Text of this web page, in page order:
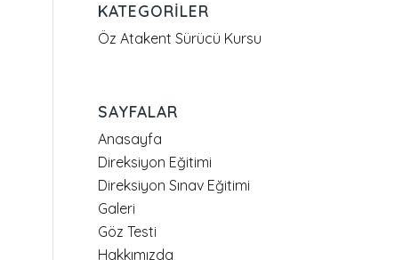
KATEGORILER
Öz Atakent Sürücü Kursu
SAYFALAR
Anasayfa
Direksiyon Eğitimi
Direksiyon Sınav Eğitimi
Galeri
Göz Testi
Hakkımızda